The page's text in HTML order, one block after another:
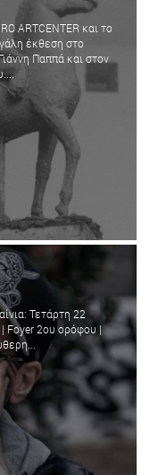
ARTCENTER και το
έκθεση στο
Παππά και στον
Τετάρτη 22
| Foyer 2ου ορόφου |